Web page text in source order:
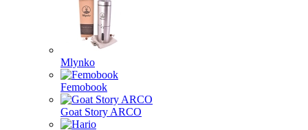
Mlynko
Femobook
Goat Story ARCO